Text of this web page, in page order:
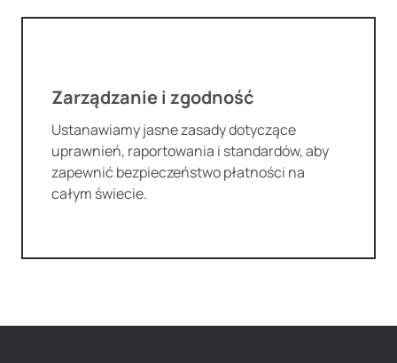
Zarządzanie i zgodność
Ustanawiamy jasne zasady dotyczące
uprawnień, raportowania i standardów, aby
zapewnić bezpieczeństwo płatności na
całym świecie.